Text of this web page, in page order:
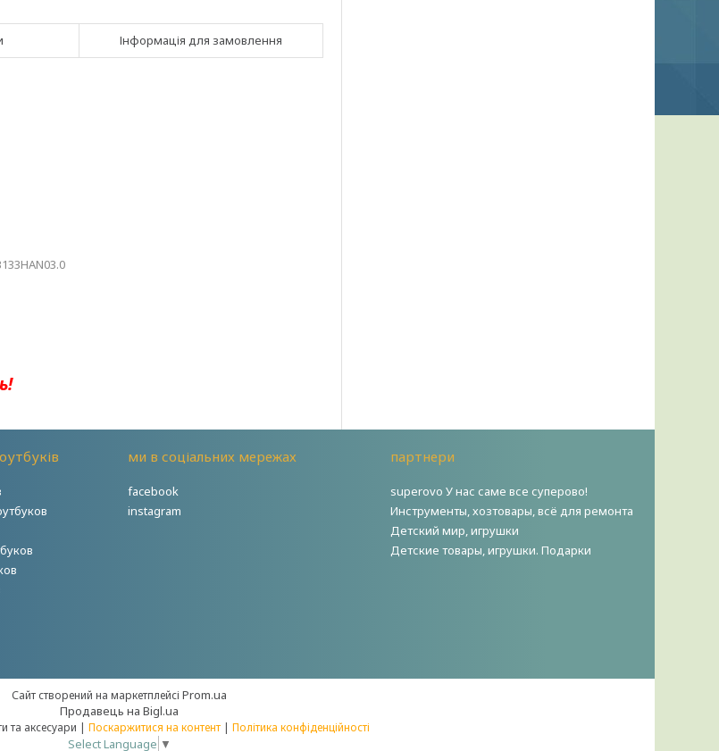
Інформація для замовлення
ми в соціальних мережах
facebook
instagram
партнери
superovo У нас саме все суперово!
Инструменты, хозтовары, всё для ремонта
Детский мир, игрушки
Детские товары, игрушки. Подарки
Сайт створений на маркетплейсі Prom.ua
Продавець на Bigl.ua
НОУТКОМПЛЕКТ - гаджети та аксесуари | Поскаржитися на контент | Політика конфіденційності
Select Language ▼